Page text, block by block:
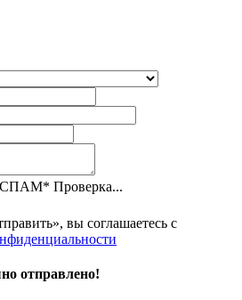
СПАМ* Проверка...
вы соглашаетесь с
отправлено!